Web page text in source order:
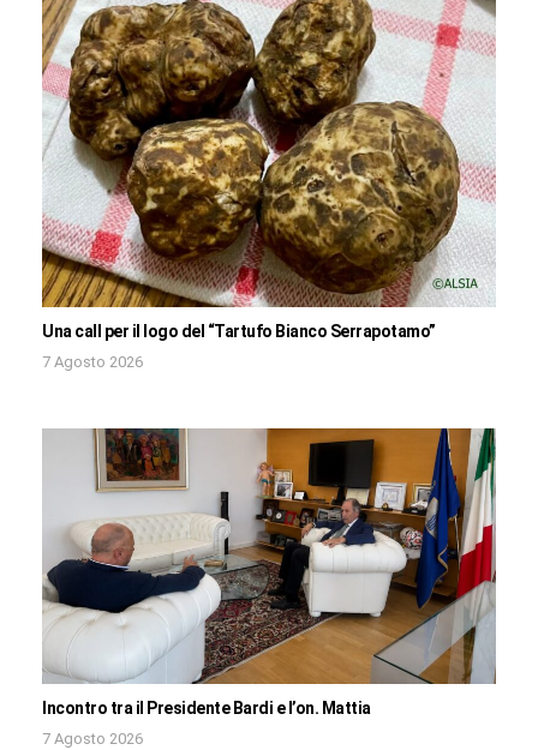
Una call per il logo del “Tartufo Bianco Serrapotamo”
7 Agosto 2026
Incontro tra il Presidente Bardi e l’on. Mattia
7 Agosto 2026